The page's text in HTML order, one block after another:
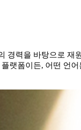
경력을 바탕으로 재
랫폼이든, 어떤 언